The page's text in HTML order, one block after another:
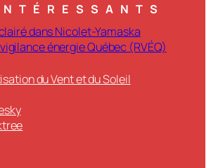
dans Nicolet-Yamaska
énergie Québec (RVÉQ)
du Vent et du Soleil